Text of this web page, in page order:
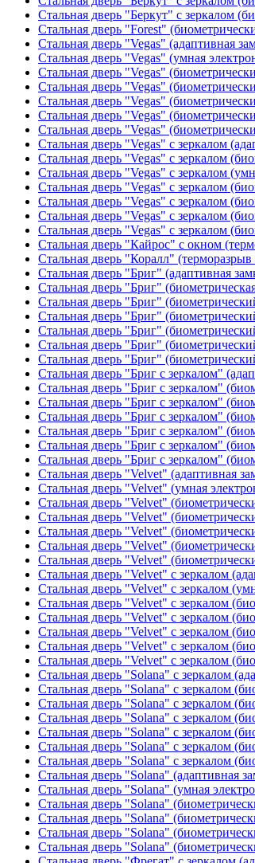
Стальная дверь "Беркут" с зеркалом
Стальная дверь "Forest"
Стальная дверь "Vegas" (адаптивная
Стальная дверь "Vegas" (умная
Стальная дверь "Vegas"
Стальная дверь "Vegas"
Стальная дверь "Vegas"
Стальная дверь "Vegas"
Стальная дверь "Vegas"
Стальная дверь "Vegas" с зеркалом
Стальная дверь "Vegas" с зеркалом
Стальная дверь "Vegas" с зеркалом
Стальная дверь "Vegas" с зеркалом
Стальная дверь "Vegas" с зеркалом
Стальная дверь "Vegas" с зеркалом
Стальная дверь "Vegas" с зеркалом
Стальная дверь "Кайрос" с окном
Стальная дверь "Коралл" (терморазрыв
Стальная дверь "Бриг" (адаптивная
Стальная дверь "Бриг"
Стальная дверь "Бриг"
Стальная дверь "Бриг"
Стальная дверь "Бриг"
Стальная дверь "Бриг"
Стальная дверь "Бриг"
Стальная дверь "Бриг с зеркалом"
Стальная дверь "Бриг с зеркалом"
Стальная дверь "Бриг с зеркалом"
Стальная дверь "Бриг с зеркалом"
Стальная дверь "Бриг с зеркалом"
Стальная дверь "Бриг с зеркалом"
Стальная дверь "Бриг с зеркалом"
Стальная дверь "Velvet" (адаптивная
Стальная дверь "Velvet" (умная
Стальная дверь "Velvet"
Стальная дверь "Velvet"
Стальная дверь "Velvet"
Стальная дверь "Velvet"
Стальная дверь "Velvet"
Стальная дверь "Velvet" с зеркалом
Стальная дверь "Velvet" с зеркалом
Стальная дверь "Velvet" с зеркалом
Стальная дверь "Velvet" с зеркалом
Стальная дверь "Velvet" с зеркалом
Стальная дверь "Velvet" с зеркалом
Стальная дверь "Velvet" с зеркалом
Стальная дверь "Solana" с зеркалом
Стальная дверь "Solana" с зеркалом
Стальная дверь "Solana" с зеркалом
Стальная дверь "Solana" с зеркалом
Стальная дверь "Solana" с зеркалом
Стальная дверь "Solana" с зеркалом
Стальная дверь "Solana" с зеркалом
Стальная дверь "Solana" (адаптивная
Стальная дверь "Solana" (умная
Стальная дверь "Solana"
Стальная дверь "Solana"
Стальная дверь "Solana"
Стальная дверь "Solana"